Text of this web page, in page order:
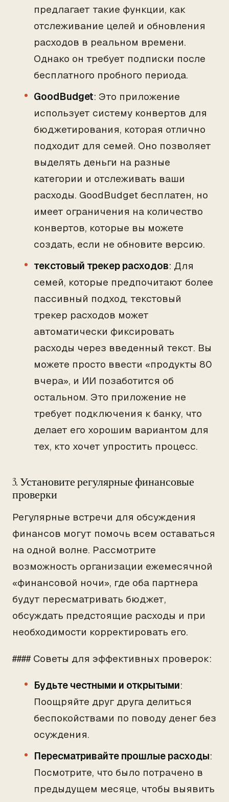
предлагает такие функции, как
отслеживание целей и обновления
расходов в реальном времени.
Однако он требует подписки после
бесплатного пробного периода.
GoodBudget: Это приложение
использует систему конвертов для
бюджетирования, которая отлично
подходит для семей. Оно позволяет
выделять деньги на разные
категории и отслеживать ваши
расходы. GoodBudget бесплатен, но
имеет ограничения на количество
конвертов, которые вы можете
создать, если не обновите версию.
текстовый трекер расходов: Для
семей, которые предпочитают более
пассивный подход, текстовый
трекер расходов может
автоматически фиксировать
расходы через введенный текст. Вы
можете просто ввести «продукты 80
вчера», и ИИ позаботится об
остальном. Это приложение не
требует подключения к банку, что
делает его хорошим вариантом для
тех, кто хочет упростить процесс.
3. Установите регулярные финансовые
проверки
Регулярные встречи для обсуждения
финансов могут помочь всем оставаться
на одной волне. Рассмотрите
возможность организации ежемесячной
«финансовой ночи», где оба партнера
будут пересматривать бюджет,
обсуждать предстоящие расходы и при
необходимости корректировать его.
#### Советы для эффективных проверок:
Будьте честными и открытыми:
Поощряйте друг друга делиться
беспокойствами по поводу денег без
осуждения.
Пересматривайте прошлые расходы:
Посмотрите, что было потрачено в
предыдущем месяце, чтобы выявить